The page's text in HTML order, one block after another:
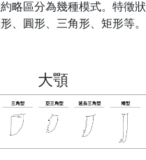
略區分為幾種模式。特徵狀
、圓形、三角形、矩形等。
大顎